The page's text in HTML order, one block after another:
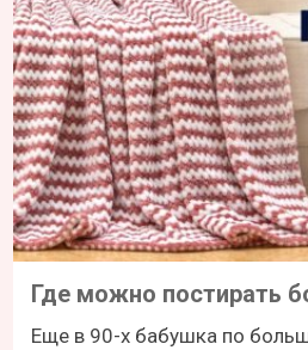
Где можно постирать
Еще в 90-х бабушка по